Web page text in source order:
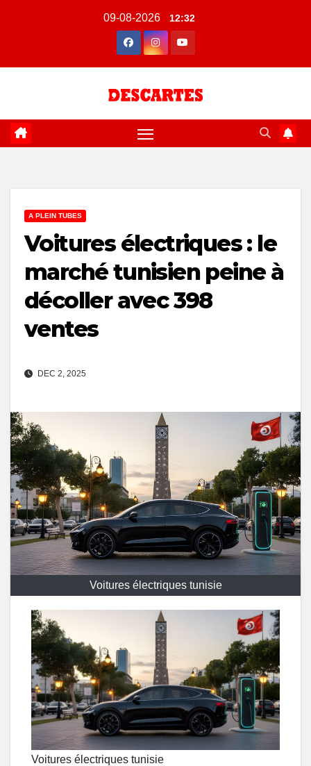
09-08-2026 12:32
A PLEIN TUBES
Voitures électriques : le
marché tunisien peine à
décoller avec 398
ventes
DEC 2, 2025
Voitures électriques tunisie
Voitures électriques tunisie